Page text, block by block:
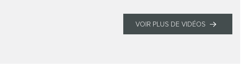
VOIR PLUS DE VIDÉOS